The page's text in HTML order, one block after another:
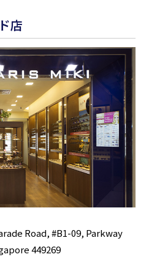
店
Road, #B1-09, Parkway
449269